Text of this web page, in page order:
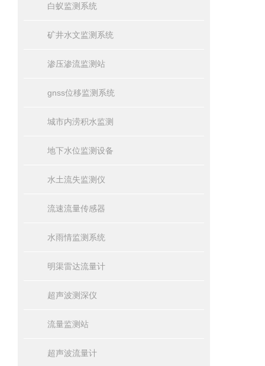
白蚁监测系统
矿井水文监测系统
渗压渗流监测站
gnss位移监测系统
城市内涝积水监测
地下水位监测设备
水土流失监测仪
流速流量传感器
水雨情监测系统
明渠雷达流量计
超声波测深仪
流量监测站
超声波流量计